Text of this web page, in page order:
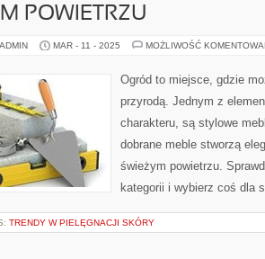
POWIETRZU
MAR - 11 - 2025 MOŻLIWOŚĆ
Ogród to miejsce, gdzie
przyrodą. Jednym z
charakteru, są stylowe
dobrane meble stworzą
świeżym powietrzu.
kategorii i wybierz coś dla
TRENDY W PIELĘGNACJI SKÓRY